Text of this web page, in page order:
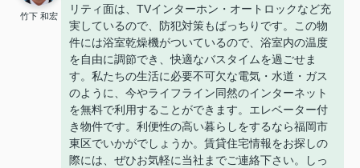
竹下 和宏
リティ面は、TVインターホン・オートロックなど充
実しているので、防犯対策もばっちりです。この物
件には浴室乾燥機がついているので、浴室内の温度
を自由に調節でき、快適なバスタイムを過ごせま
す。私たちの生活に必要不可欠な電気・水道・ガス
のように、今やライフライン同然のインターネット
を無料で利用することができます。エレベーター付
き物件です。利便性の高い暮らしをするなら福岡市
東区でいかがでしょうか。賃貸住宅情報をお探しの
際には、ぜひお気軽に当社までご連絡下さい。しっ